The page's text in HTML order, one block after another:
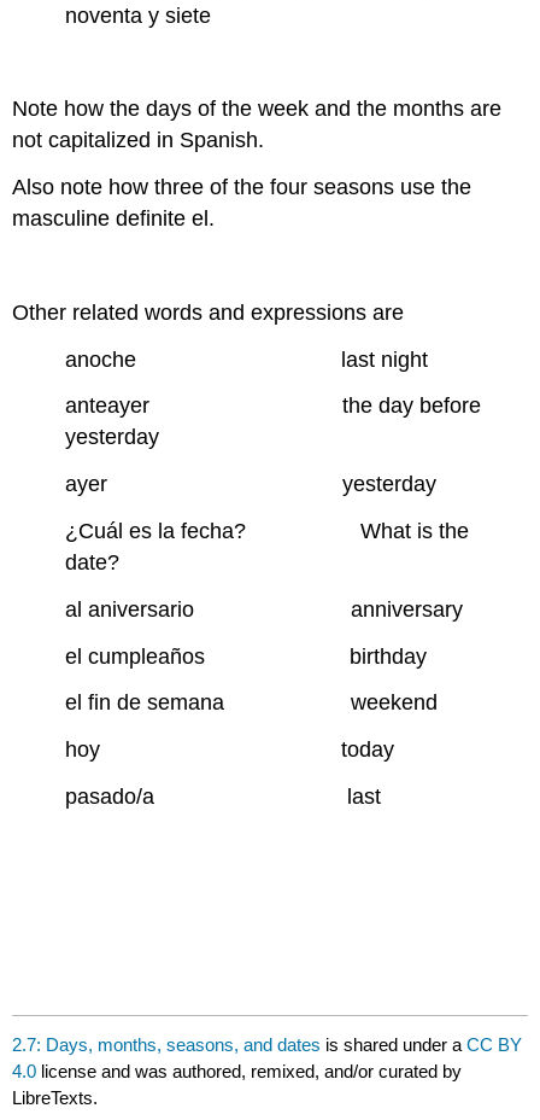
noventa y siete
Note how the days of the week and the months are
not capitalized in Spanish.
Also note how three of the four seasons use the
masculine definite el.
Other related words and expressions are
anoche last night
anteayer the day before
yesterday
ayer yesterday
¿Cuál es la fecha? What is the
date?
al aniversario anniversary
el cumpleaños birthday
el fin de semana weekend
hoy today
pasado/a last
2.7: Days, months, seasons, and dates is shared under aCC BY
4.0 license and was authored, remixed, and/or curated by
LibreTexts.